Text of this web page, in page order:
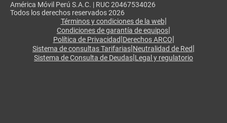
América Móvil Perú S.A.C. | RUC 20467534026
Todos los derechos reservados 2026
Términos y condiciones de la web|
Condiciones de garantía de equipos|
Política de Privacidad|Derechos ARCO|
Sistema de consultas Tarifarias|Neutralidad de Red|
Sistema de Consulta de Deudas|Legal y regulatorio